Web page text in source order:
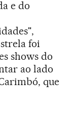
e do
foi
shows do
ao lado
que